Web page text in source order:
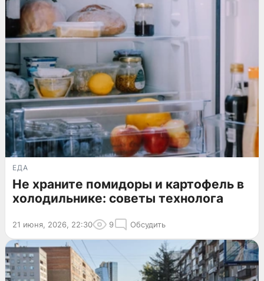
ЕДА
Не храните помидоры и картофель в
холодильнике: советы технолога
21 июня, 2026, 22:30 9 Обсудить